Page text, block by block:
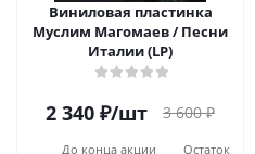
Виниловая пластинка
Муслим Магомаев / Песни
Италии (LP)
2 340 ₽/шт 3 600₽
До конца акции Остаток